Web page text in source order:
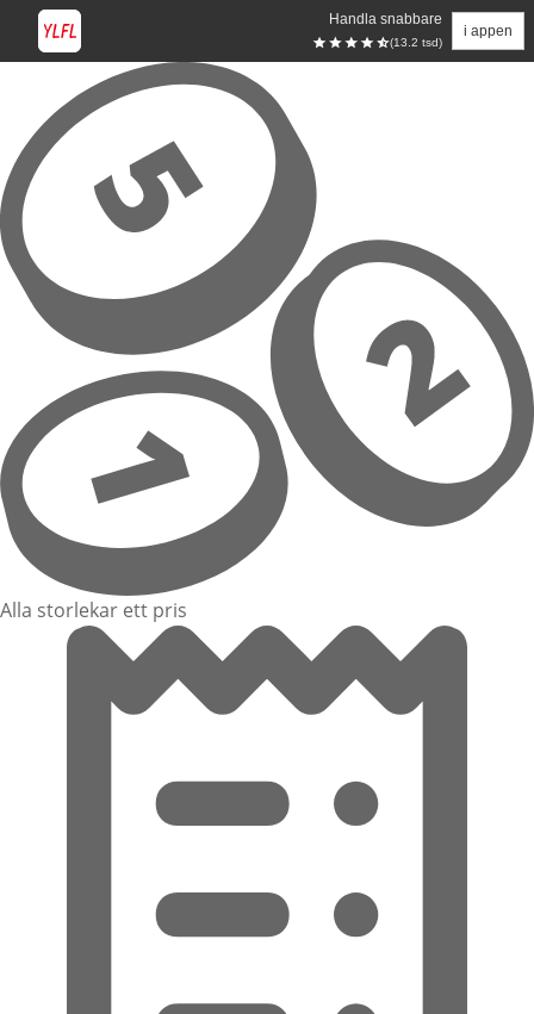
Handla snabbare
(13.2 tsd)
i appen
Hoppa till huvudinnehåll
Alla storlekar ett pris